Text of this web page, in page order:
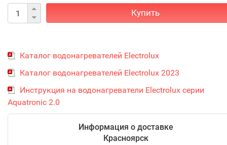
Купить
Каталог водонагревателей Electrolux
Каталог водонагревателей Electrolux 2023
Инструкция на водонагреватели Electrolux серии
Aquatronic 2.0
Информация о доставке
Красноярск